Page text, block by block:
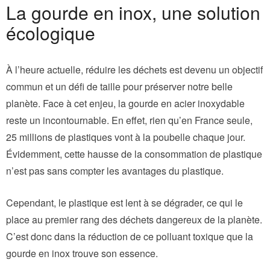
La gourde en inox, une solution
écologique
À l’heure actuelle, réduire les déchets est devenu un objectif
commun et un défi de taille pour préserver notre belle
planète. Face à cet enjeu, la gourde en acier inoxydable
reste un incontournable. En effet, rien qu’en France seule,
25 millions de plastiques vont à la poubelle chaque jour.
Évidemment, cette hausse de la consommation de plastique
n’est pas sans compter les avantages du plastique.
Cependant, le plastique est lent à se dégrader, ce qui le
place au premier rang des déchets dangereux de la planète.
C’est donc dans la réduction de ce polluant toxique que la
gourde en inox trouve son essence.